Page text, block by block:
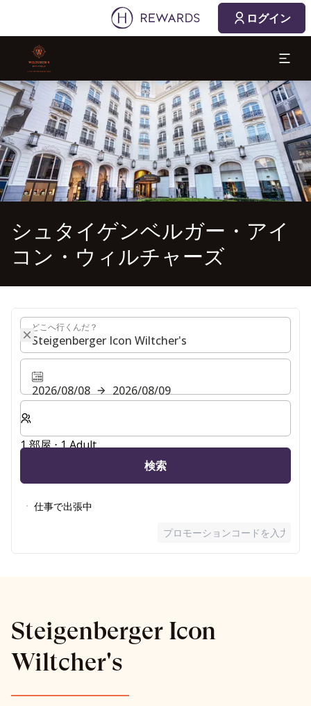
ログイン
スライド1 1
シュタイゲンベルガー・アイ
コン・ウィルチャーズ
2026/08/09
どこへ行くんだ？
どこへ行くんだ？
2026/08/08
2026/08/09
客室数と宿泊人数をお選びください。
1 部屋 ⋅ 1 Adult
検索
仕事で出張中
プロモーションコードを入力
Steigenberger Icon
Wiltcher's